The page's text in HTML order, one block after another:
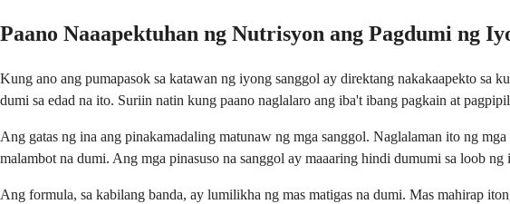
Paano Naaapektuhan ng Nutrisyon ang Pagdumi ng
Kung ano ang pumapasok sa katawan ng iyong sanggol ay direktang nakakaapekto sa
dumi sa edad na ito. Suriin natin kung paano naglalaro ang iba't ibang pagkain at
Ang gatas ng ina ang pinakamadaling matunaw ng mga sanggol. Naglalaman ito ng
malambot na dumi. Ang mga pinasuso na sanggol ay maaaring hindi dumumi sa loob
Ang formula, sa kabilang banda, ay lumilikha ng mas matigas na dumi. Mas mahirap